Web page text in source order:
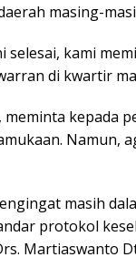
masing-
selesai, kami
di kwartir
meminta kepada
Namun,
masih
protokol
Martiaswanto